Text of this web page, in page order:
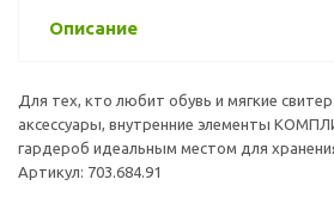
Описание
Для тех, кто любит обувь и мягкие
аксессуары, внутренние элементы
гардероб идеальным местом для
Артикул: 703.684.91